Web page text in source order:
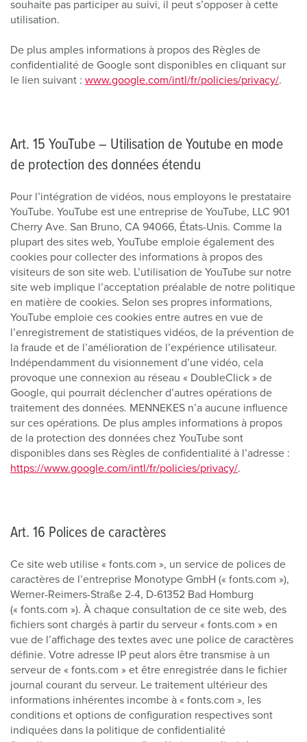
souhaite pas participer au suivi, il peut s’opposer à cette
utilisation.
De plus amples informations à propos des Règles de
confidentialité de Google sont disponibles en cliquant sur
le lien suivant : www.google.com/intl/fr/policies/privacy/.
Art. 15 YouTube – Utilisation de Youtube en mode
de protection des données étendu
Pour l’intégration de vidéos, nous employons le prestataire
YouTube. YouTube est une entreprise de YouTube, LLC 901
Cherry Ave. San Bruno, CA 94066, États-Unis. Comme la
plupart des sites web, YouTube emploie également des
cookies pour collecter des informations à propos des
visiteurs de son site web. L’utilisation de YouTube sur notre
site web implique l’acceptation préalable de notre politique
en matière de cookies. Selon ses propres informations,
YouTube emploie ces cookies entre autres en vue de
l’enregistrement de statistiques vidéos, de la prévention de
la fraude et de l’amélioration de l’expérience utilisateur.
Indépendamment du visionnement d’une vidéo, cela
provoque une connexion au réseau « DoubleClick » de
Google, qui pourrait déclencher d’autres opérations de
traitement des données. MENNEKES n’a aucune influence
sur ces opérations. De plus amples informations à propos
de la protection des données chez YouTube sont
disponibles dans ses Règles de confidentialité à l’adresse :
https://www.google.com/intl/fr/policies/privacy/.
Art. 16 Polices de caractères
Ce site web utilise « fonts.com », un service de polices de
caractères de l’entreprise Monotype GmbH (« fonts.com »),
Werner-Reimers-Straße 2-4, D-61352 Bad Homburg
(« fonts.com »). À chaque consultation de ce site web, des
fichiers sont chargés à partir du serveur « fonts.com » en
vue de l’affichage des textes avec une police de caractères
définie. Votre adresse IP peut alors être transmise à un
serveur de « fonts.com » et être enregistrée dans le fichier
journal courant du serveur. Le traitement ultérieur des
informations inhérentes incombe à « fonts.com », les
conditions et options de configuration respectives sont
indiquées dans la politique de confidentialité